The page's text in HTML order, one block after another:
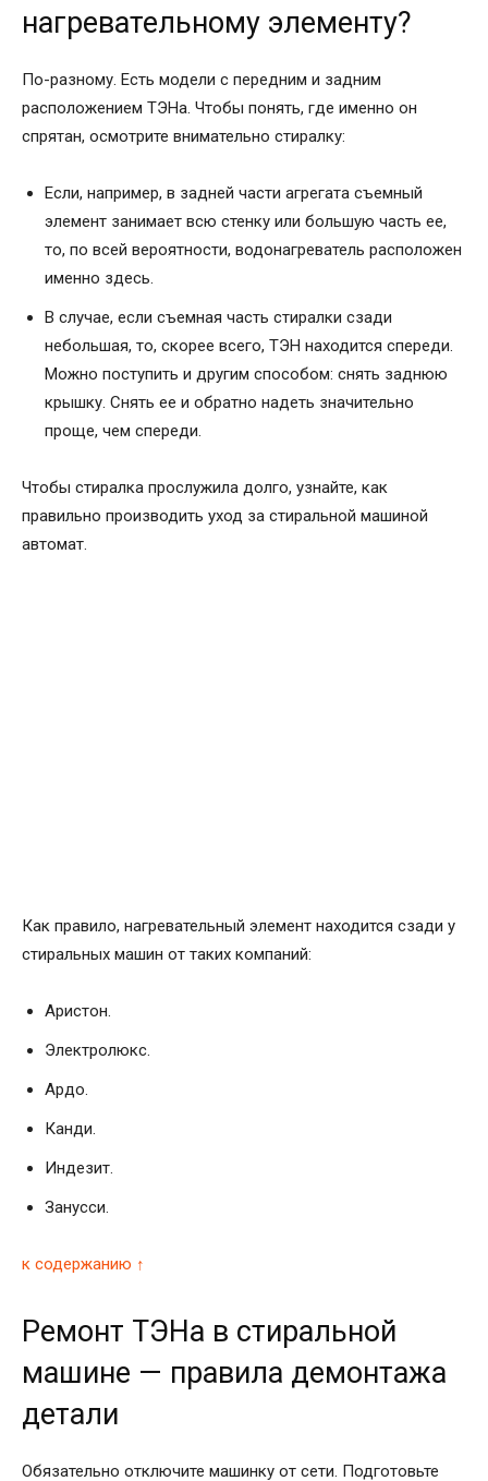
нагревательному элементу?
По-разному. Есть модели с передним и задним
расположением ТЭНа. Чтобы понять, где именно он
спрятан, осмотрите внимательно стиралку:
Если, например, в задней части агрегата съемный
элемент занимает всю стенку или большую часть ее,
то, по всей вероятности, водонагреватель расположен
именно здесь.
В случае, если съемная часть стиралки сзади
небольшая, то, скорее всего, ТЭН находится спереди.
Можно поступить и другим способом: снять заднюю
крышку. Снять ее и обратно надеть значительно
проще, чем спереди.
Чтобы стиралка прослужила долго, узнайте, как
правильно производить уход за стиральной машиной
автомат.
Как правило, нагревательный элемент находится сзади у
стиральных машин от таких компаний:
Аристон.
Электролюкс.
Ардо.
Канди.
Индезит.
Занусси.
к содержанию ↑
Ремонт ТЭНа в стиральной
машине — правила демонтажа
детали
Обязательно отключите машинку от сети. Подготовьте